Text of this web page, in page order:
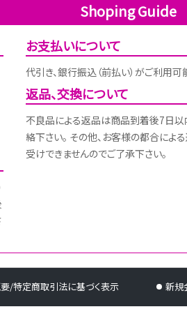
Shoping Guide
お支払いについて
代引き、銀行振込（前払い）がご利用可
返品、交換について
不良品による返品は商品到着後7日以
絡下さい。 その他、お客様の都合によ
受けできませんのでご了承下さい。
/特定商取引法に基づく表示 新規